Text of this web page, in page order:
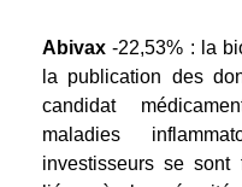
Abivax-22,53% : la
la publication des
candidat
maladies
investisseurs se sont